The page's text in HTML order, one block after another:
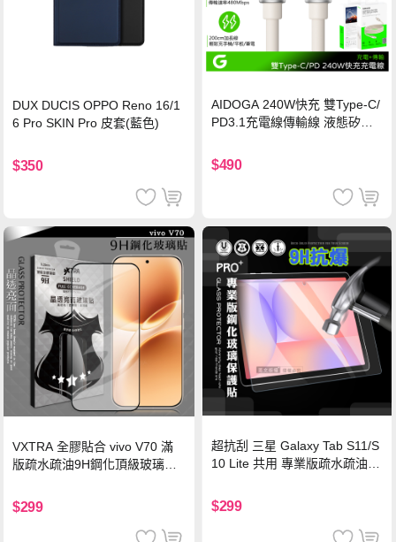
DUX DUCIS OPPO Reno 16/1
6 Pro SKIN Pro 皮套(藍色)
$350
AIDOGA 240W快充 雙Type-C/
PD3.1充電線傳輸線 液態矽膠
機/平板/筆電
$490
VXTRA 全膠貼合 vivo V70 滿
版疏水疏油9H鋼化頂級玻璃貼
$299
超抗刮 三星 Galaxy Tab S11/S
10 Lite 共用 專業版疏水疏油9
$299